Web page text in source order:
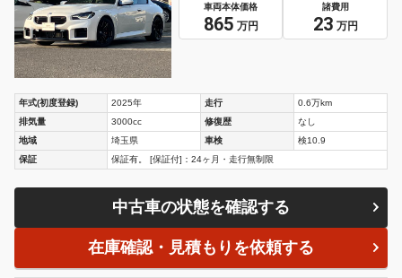
車両本体価格
865 万円
諸費用
23 万円
年式(初度登録) 2025年 走行
0.6万km
排気量
3000cc 修復歴
なし
地域
埼玉県 車検
検10.9
保証
保証有。 [保証付]：24ヶ月・走行無制限
中古車の状態を確認する
在庫確認・見積もりを依頼する